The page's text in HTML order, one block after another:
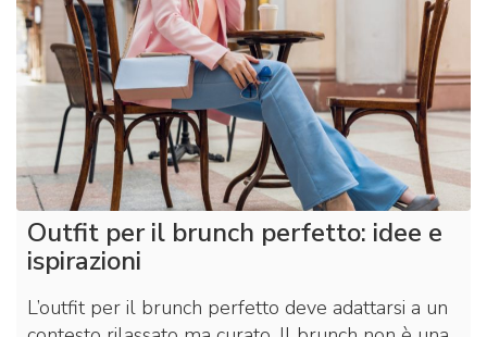
Outfit per il brunch perfetto: idee e
ispirazioni
L’outfit per il brunch perfetto deve adattarsi a un